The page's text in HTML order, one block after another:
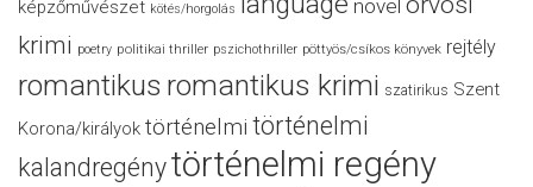
képzőművészet kötés/horgolás novel
krimi poetry politikai thriller pszichothriller pöttyös/csíkos könyvek rejtély
romantikus romantikus krimi szatirikus Szent
Korona/királyok történelmi történelmi
kalandregénytörténelmi regény